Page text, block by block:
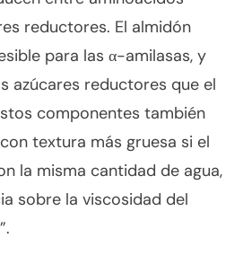
reductores. El almidón
para las α-amilasas, y
azúcares reductores que el
componentes también
textura más gruesa si el
la misma cantidad de agua,
sobre la viscosidad del